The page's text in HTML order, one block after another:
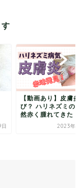
【動画あり】皮膚炎
び？ ハリネズミの腕
然赤く腫れてきた
2023年1